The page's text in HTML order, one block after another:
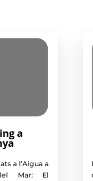
a
a l’Aigua a
Mar: El